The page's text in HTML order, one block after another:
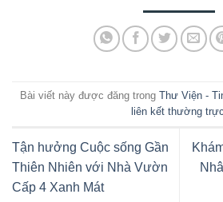
Bài viết này được đăng trong Thư Viện -
liên kết thường trực
Tận hưởng Cuộc sống Gần
Thiên Nhiên với Nhà Vườn
Cấp 4 Xanh Mát